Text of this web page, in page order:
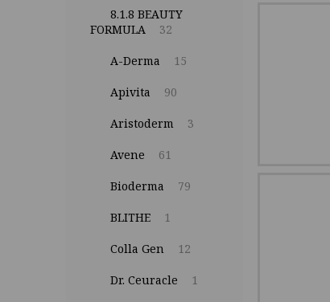
8.1.8 BEAUTY
FORMULA
32
A-Derma 15
Apivita 90
Aristoderm 3
Avene 61
Bioderma 79
BLITHE 1
Colla Gen 12
Dr. Ceuracle 1